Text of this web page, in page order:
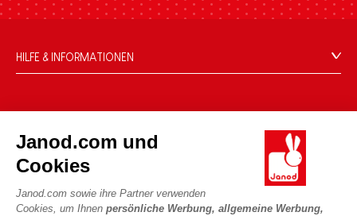
Janod.com und
Cookies
Janod.com sowie ihre Partner verwenden
Cookies, um Ihnen persönliche Werbung, allgemeine Werbung,
HILFE & INFORMATIONEN
FAQ
Kontakt
Händler
Persönliche daten
DIE WELT VON JANOD
Die Geschichte
Unsere Expertise
CSR-Verpflichtungen
UNSERE LEISTUNGEN
Sicheres Bezahlen